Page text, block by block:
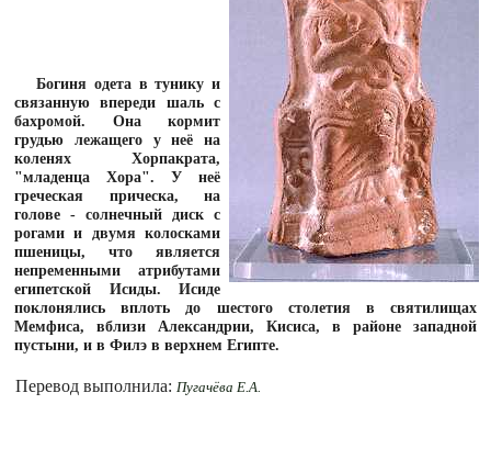
Богиня одета в тунику и
связанную впереди шаль с
бахромой. Она кормит
грудью лежащего у неё на
коленях Хорпакрата,
"младенца Хора". У неё
греческая прическа, на
голове - солнечный диск с
рогами и двумя колосками
пшеницы, что является
непременными атрибутами
египетской Исиды. Исиде
поклонялись вплоть до шестого столетия в святилищах
Мемфиса, вблизи Александрии, Кисиса, в районе западной
пустыни, и в Филэ в верхнем Египте.
Перевод выполнила: Пугачёва Е.А.